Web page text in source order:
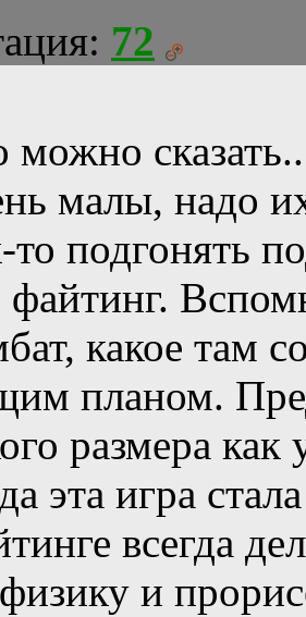
72
можно
малы, надо
то подгонять
файтинг.
какое там
планом.
размера
эта игра
всегда
и